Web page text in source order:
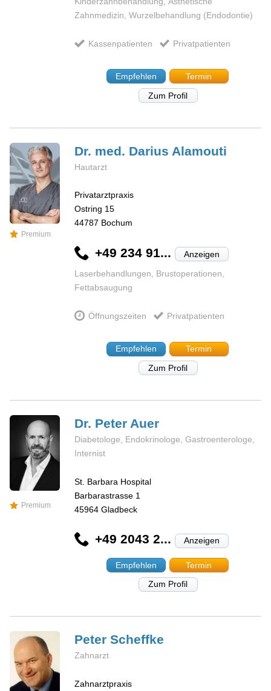
Zahnmedizin, Wurzelbehandlung (Endodontie)
Kassenpatienten Privatpatienten
Empfehlen
Termin
Zum Profil
Premium
Dr. med. Darius Alamouti
Hautarzt
Privatarztpraxis
Ostring 15
44787 Bochum
+49 234 91... Anzeigen
Laserbehandlungen, Brustoperationen,
Fettabsaugung
Öffnungszeiten Privatpatienten
Empfehlen
Termin
Zum Profil
Premium
Dr. Peter Auer
Diabetologe, Endokrinologe, Gastroenterologe,
Internist
St. Barbara Hospital
Barbarastrasse 1
45964 Gladbeck
+49 2043 2... Anzeigen
Empfehlen
Termin
Zum Profil
PeterScheffke
Zahnarzt
Zahnarztpraxis